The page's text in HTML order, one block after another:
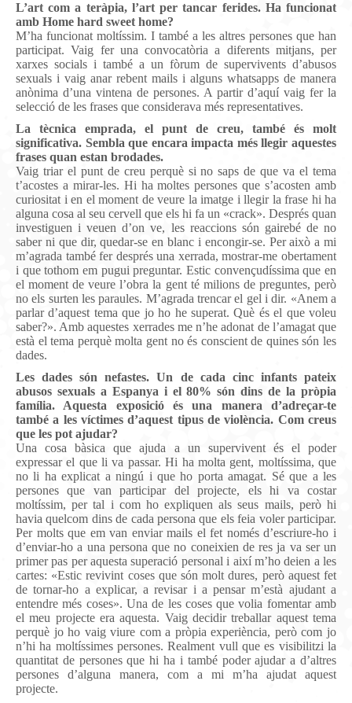
L’art com a teràpia, l’art per tancar ferides. Ha funcionat
amb Home hard sweet home?
M’ha funcionat moltíssim. I també a les altres persones que han
participat. Vaig fer una convocatòria a diferents mitjans, per
xarxes socials i també a un fòrum de supervivents d’abusos
sexuals i vaig anar rebent mails i alguns whatsapps de manera
anònima d’una vintena de persones. A partir d’aquí vaig fer la
selecció de les frases que considerava més representatives.
La tècnica emprada, el punt de creu, també és molt
significativa. Sembla que encara impacta més llegir aquestes
frases quan estan brodades.
Vaig triar el punt de creu perquè si no saps de que va el tema
t’acostes a mirar-les. Hi ha moltes persones que s’acosten amb
curiositat i en el moment de veure la imatge i llegir la frase hi ha
alguna cosa al seu cervell que els hi fa un «crack». Després quan
investiguen i veuen d’on ve, les reaccions són gairebé de no
saber ni que dir, quedar-se en blanc i encongir-se. Per això a mi
m’agrada també fer després una xerrada, mostrar-me obertament
i que tothom em pugui preguntar. Estic convençudíssima que en
el moment de veure l’obra la gent té milions de preguntes, però
no els surten les paraules. M’agrada trencar el gel i dir. «Anem a
parlar d’aquest tema que jo ho he superat. Què és el que voleu
saber?». Amb aquestes xerrades me n’he adonat de l’amagat que
està el tema perquè molta gent no és conscient de quines són les
dades.
Les dades són nefastes. Un de cada cinc infants pateix
abusos sexuals a Espanya i el 80% són dins de la pròpia
família. Aquesta exposició és una manera d’adreçar-te
també a les víctimes d’aquest tipus de violència. Com creus
que les pot ajudar?
Una cosa bàsica que ajuda a un supervivent és el poder
expressar el que li va passar. Hi ha molta gent, moltíssima, que
no li ha explicat a ningú i que ho porta amagat. Sé que a les
persones que van participar del projecte, els hi va costar
moltíssim, per tal i com ho expliquen als seus mails, però hi
havia quelcom dins de cada persona que els feia voler participar.
Per molts que em van enviar mails el fet només d’escriure-ho i
d’enviar-ho a una persona que no coneixien de res ja va ser un
primer pas per aquesta superació personal i així m’ho deien a les
cartes: «Estic revivint coses que són molt dures, però aquest fet
de tornar-ho a explicar, a revisar i a pensar m’està ajudant a
entendre més coses». Una de les coses que volia fomentar amb
el meu projecte era aquesta. Vaig decidir treballar aquest tema
perquè jo ho vaig viure com a pròpia experiència, però com jo
n’hi ha moltíssimes persones. Realment vull que es visibilitzi la
quantitat de persones que hi ha i també poder ajudar a d’altres
persones d’alguna manera, com a mi m’ha ajudat aquest
projecte.